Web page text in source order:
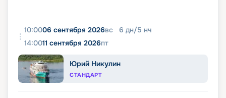
10:0006 сентября 2026вс 6 дн/5 нч
14:0011 сентября 2026пт
Юрий Никулин
СТАНДАРТ